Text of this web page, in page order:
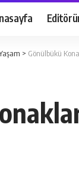
> Gönülbükü